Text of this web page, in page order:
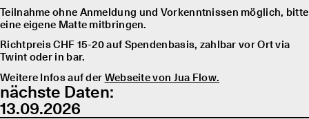
Teilnahme ohne Anmeldung und Vorkenntnissen möglich, bitte
eine eigene Matte mitbringen.
Richtpreis CHF 15-20 auf Spendenbasis, zahlbar vor Ort via
Twint oder in bar.
Weitere Infos auf der Webseite von Jua Flow.
nächste Daten:
13.09.2026